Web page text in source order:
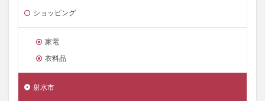
ショッピング
家電
衣料品
射水市